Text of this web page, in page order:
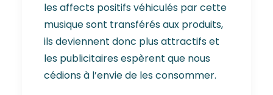
les affects positifs véhiculés par cette
musique sont transférés aux produits,
ils deviennent donc plus attractifs et
les publicitaires espèrent que nous
cédions à l’envie de les consommer.